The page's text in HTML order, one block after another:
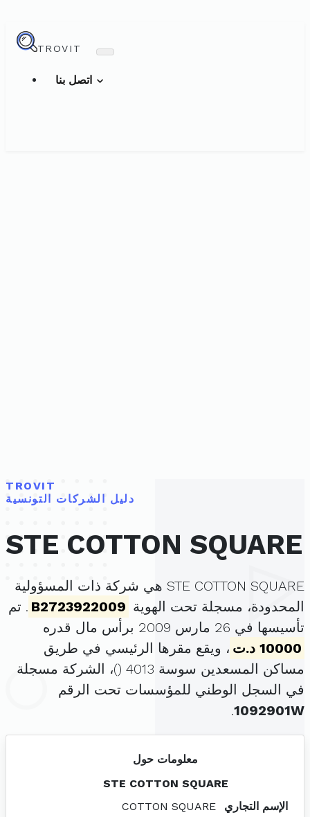
TROVIT
TROVIT
دليل الشركات التونسية
STE COTTON SQUARE
STE COTTON SQUARE هي شركة ذات المسؤولية
المحدودة، مسجلة تحت الهوية B2723922009 . تم
تأسيسها في 26 مارس 2009 برأس مال قدره
10000 د.ت
، ويقع مقرها الرئيسي في طريق
مساكن المسعدين سوسة 4013 (
)، الشركة مسجلة
في السجل الوطني للمؤسسات تحت الرقم
1092901W
.
معلومات حول
STE COTTON SQUARE
الإسم التجاري
COTTON SQUARE